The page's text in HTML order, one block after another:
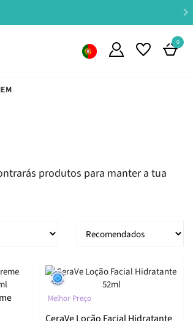
0
produtos para manter a tua
Melhor Preço